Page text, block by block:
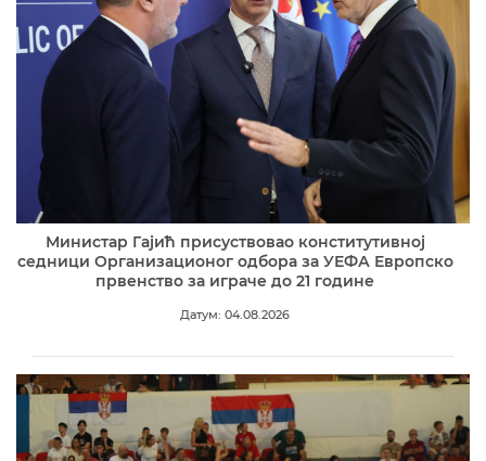
Министар Гајић присуствовао конститутивној
седници Организационог одбора за УЕФА Европско
првенство за играче до 21 године
Датум: 04.08.2026